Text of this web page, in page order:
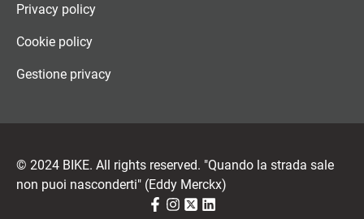
Privacy policy
Cookie policy
Gestione privacy
© 2024 BIKE. All rights reserved. "Quando la strada sale
non puoi nasconderti" (Eddy Merckx)